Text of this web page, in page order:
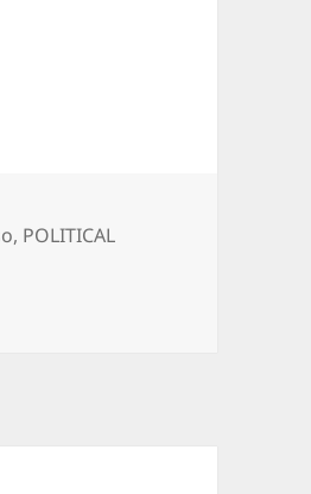
, POLITICAL